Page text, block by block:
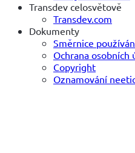
Transdev celosvětově
Transdev.com
Dokumenty
Směrnice
Ochrana osobních
Copyright
Oznamování